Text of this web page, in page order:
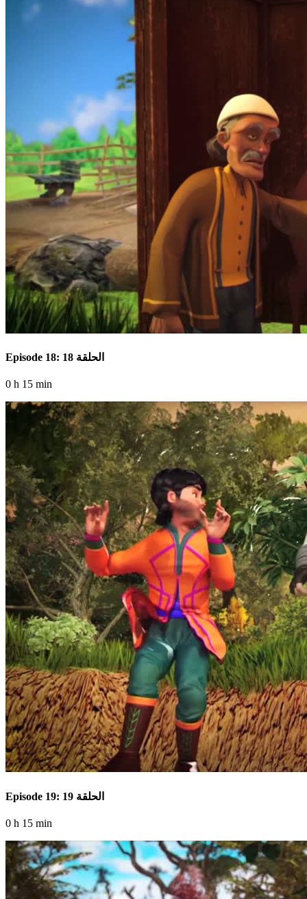
Episode 18: الحلقة 18
0 h 15 min
Episode 19: الحلقة 19
0 h 15 min